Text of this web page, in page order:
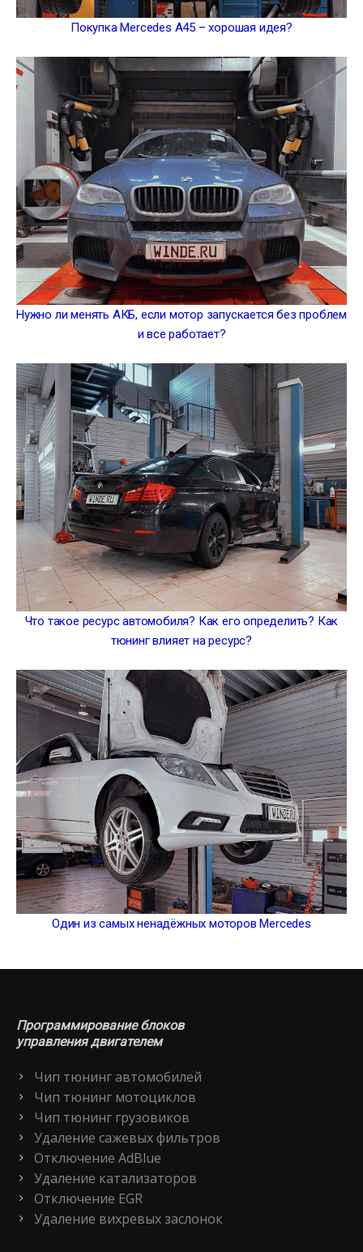
Покупка Mercedes A45 – хорошая идея?
Нужно ли менять АКБ, если мотор запускается без проблем
и все работает?
Что такое ресурс автомобиля? Как его определить? Как
тюнинг влияет на ресурс?
Один из самых ненадёжных моторов Mercedes
Программирование блоков
управления двигателем
Чип тюнинг автомобилей
Чип тюнинг мотоциклов
Чип тюнинг грузовиков
Удаление сажевых фильтров
Отключение AdBlue
Удаление катализаторов
Отключение EGR
Удаление вихревых заслонок